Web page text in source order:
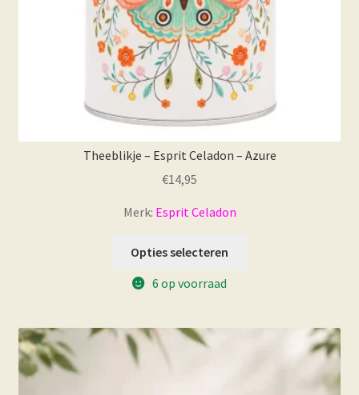
Theeblikje – Esprit Celadon – Azure
€14,95
Merk: Esprit Celadon
Opties selecteren
6 op voorraad